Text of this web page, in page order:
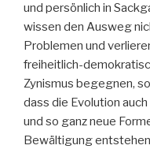
und persönlich in
wissen den Ausweg
Problemen und
freiheitlich-
Zynismus begegnen,
dass die Evolution
und so ganz neue
Bewältigung